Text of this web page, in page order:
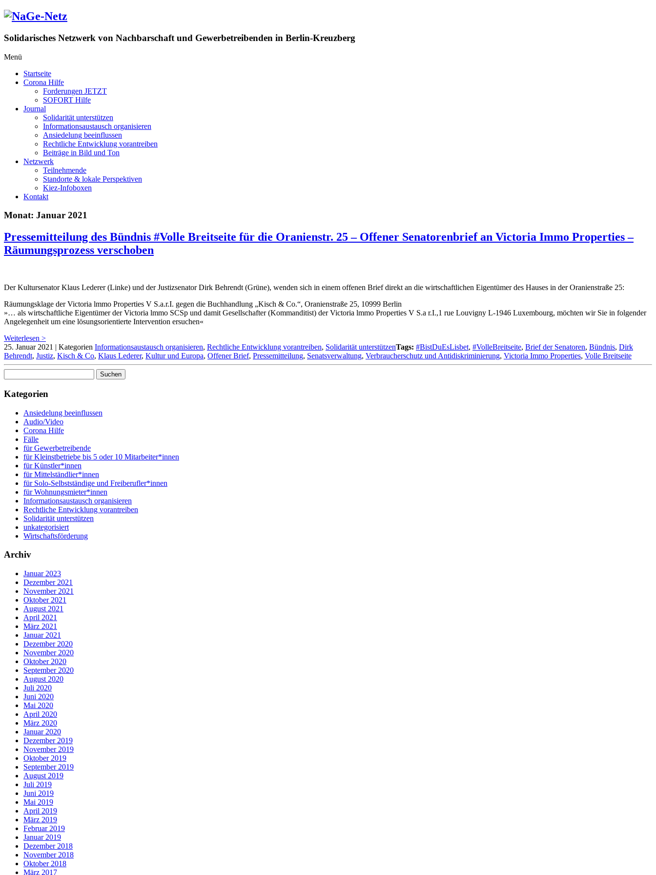
Zum
Inhalt
Solidarisches Netzwerk von Nachbarschaft und Gewerbetreibenden in Berlin-Kreuzberg
Menü
Startseite
Corona Hilfe
Forderungen JETZT
SOFORT Hilfe
Journal
Solidarität unterstützen
Informationsaustausch organisieren
Ansiedelung beeinflussen
Rechtliche Entwicklung vorantreiben
Beiträge in Bild und Ton
Netzwerk
Teilnehmende
Standorte & lokale Perspektiven
Kiez-Infoboxen
Kontakt
Monat: Januar 2021
Pressemitteilung des Bündnis #Volle Breitseite für die Oranienstr. 25 – Offener Senatorenbrief an Victoria Immo Properties –
Räumungsprozess verschoben
Der Kultursenator Klaus Lederer (Linke) und der Justizsenator Dirk Behrendt (Grüne), wenden sich in einem offenen Brief direkt an die wirtschaftlichen Eigentümer des Hauses in der Oranienstraße 25:
Räumungsklage der Victoria lmmo Properties V S.a.r.I. gegen die Buchhand­lung „Kisch & Co.“, Oranienstraße 25, 10999 Berlin
»… als wirtschaftliche Eigentümer der Victoria lmmo SCSp und damit Gesellschafter (Kommanditist) der Victoria lmmo Properties V S.a r.I.,1 rue Louvigny L-1946 Luxem­bourg, möchten wir Sie in folgender
Angelegenheit um eine lösungsorientierte Inter­vention ersuchen«
Weiterlesen >
25. Januar 2021 | Kategorien Informationsaustausch organisieren, Rechtliche Entwicklung vorantreiben, Solidarität unterstützenTags: #BistDuEsLisbet, #VolleBreitseite, Brief der Senatoren, Bündnis, Dirk
Behrendt, Justiz, Kisch & Co, Klaus Lederer, Kultur und Europa, Offener Brief, Pressemitteilung, Senatsverwaltung, Verbraucherschutz und Antidiskriminierung, Victoria Immo Properties, Volle Breitseite
nach:
Kategorien
Ansiedelung beeinflussen
Audio/Video
Corona Hilfe
Fälle
für Gewerbetreibende
für Kleinstbetriebe bis 5 oder 10 Mitarbeiter*innen
für Künstler*innen
für Mittelständlier*innen
für Solo-Selbstständige und Freiberufler*innen
für Wohnungsmieter*innen
Informationsaustausch organisieren
Rechtliche Entwicklung vorantreiben
Solidarität unterstützen
unkategorisiert
Wirtschaftsförderung
Archiv
Januar 2023
Dezember 2021
November 2021
Oktober 2021
August 2021
April 2021
März 2021
Januar 2021
Dezember 2020
November 2020
Oktober 2020
September 2020
August 2020
Juli 2020
Juni 2020
Mai 2020
April 2020
März 2020
Januar 2020
Dezember 2019
November 2019
Oktober 2019
September 2019
August 2019
Juli 2019
Juni 2019
Mai 2019
April 2019
März 2019
Februar 2019
Januar 2019
Dezember 2018
November 2018
Oktober 2018
März 2017